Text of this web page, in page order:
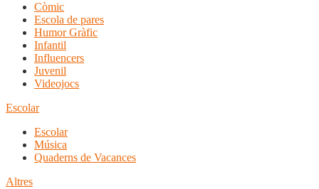
Còmic
Escola de pares
Humor Gràfic
Infantil
Influencers
Juvenil
Videojocs
Escolar
Escolar
Música
Quaderns de Vacances
Altres